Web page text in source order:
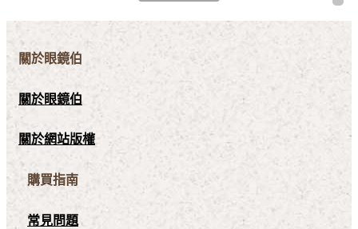
關於眼鏡伯
關於眼鏡伯
關於網站版權
購買指南
常見問題